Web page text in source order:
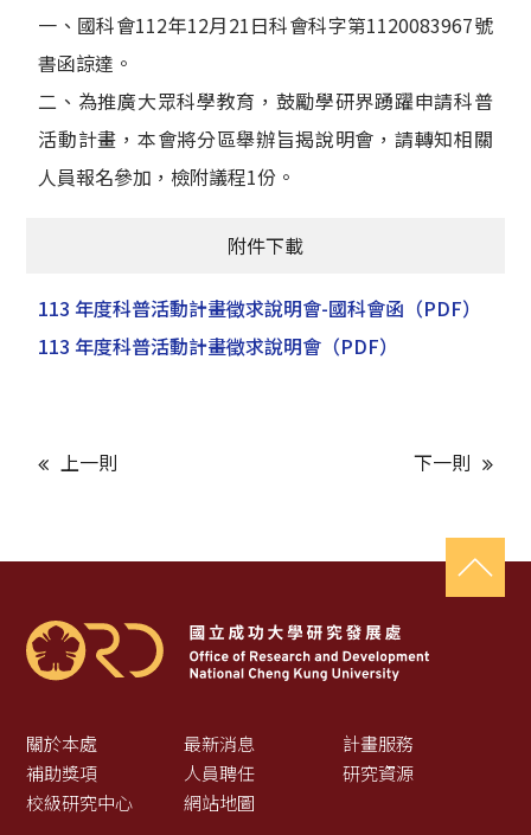
活動花絮
一、國科會112年12月21日科會科字第1120083967號
書函諒達。
二、為推廣大眾科學教育，鼓勵學研界踴躍申請科普
活動計畫，本會將分區舉辦旨揭說明會，請轉知相關
人員報名參加，檢附議程1份。
附件下載
113 年度科普活動計畫徵求說明會-國科會函 （PDF）
113 年度科普活動計畫徵求說明會 （PDF）
上一則 下一則
關於本處 最新消息
計畫服務
補助獎項
人員聘任
研究資源
校級研究中心
網站地圖